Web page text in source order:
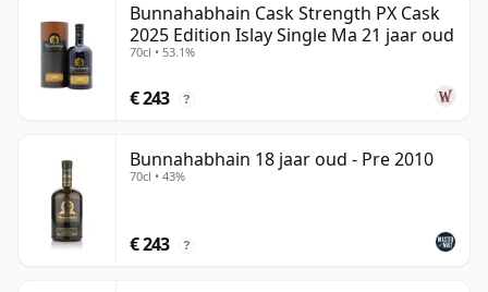
Bunnahabhain Cask Strength PX Cask
2025 Edition Islay Single Ma 21 jaar oud
70cl • 53.1%
€ 243 ?
Bunnahabhain 18 jaar oud - Pre 2010
70cl • 43%
€ 243 ?